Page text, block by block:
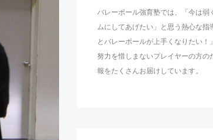
バレーボール強育塾では、「今は弱
ムにしてあげたい」と思う熱心な指
とバレーボールが上手くなりたい！
努力を惜しまないプレイヤーの方の
報をたくさんお届けしています。